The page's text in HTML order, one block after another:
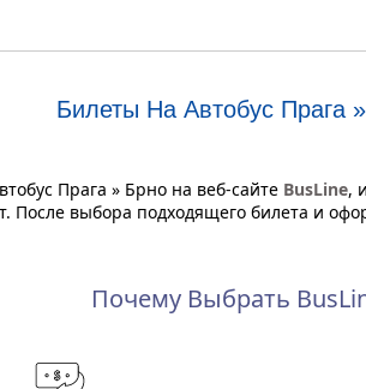
Билеты На Автобус Прага
Прага » Брно на веб-сайте BusLine,
После выбора подходящего билета и
Почему Выбрать